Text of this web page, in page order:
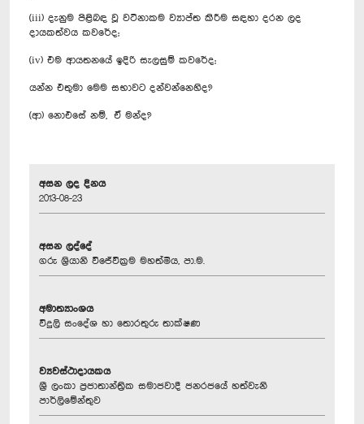
(iii) දැනුම පිළිබඳ වූ වටිනාකම ව්‍යාප්ත කිරීම සඳහා දරන ලද
දායකත්වය කවරේද;
(iv) එම ආයතනයේ ඉදිරි සැලසුම් කවරේද;
යන්න එතුමා මෙම සභාවට දන්වන්නෙහිද?
(ආ) නොඑසේ නම්, ඒ මන්ද?
අසන ලද දිනය
2013-08-23
අසන ලද්දේ
ගරු ශ්‍රියානි විජේවික්‍රම මහත්මිය, පා.ම.
අමාත්‍යාංශය
විදුලි සංදේශ හා තොරතුරු තාක්ෂණ
ව්‍යවස්ථාදායකය
ශ්‍රී ලංකා ප්‍රජාතාන්ත්‍රික සමාජවාදී ජනරජයේ හත්වැනි
පාර්ලිමේන්තුව